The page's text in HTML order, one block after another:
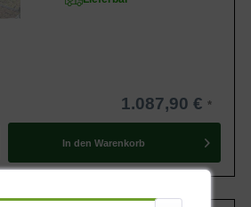
1.087,90 €
In den Warenkorb